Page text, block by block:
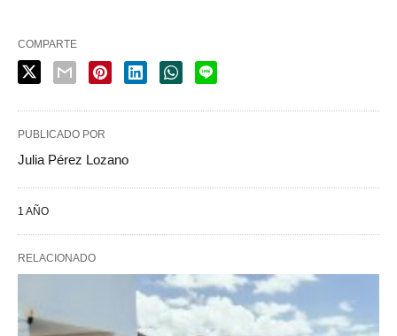
COMPARTE
PUBLICADO POR
Julia Pérez Lozano
1 AÑO
RELACIONADO